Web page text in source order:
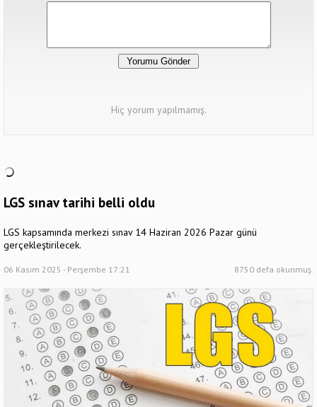
Hiç yorum yapılmamış.
LGS sınav tarihi belli oldu
LGS kapsamında merkezi sınav 14 Haziran 2026 Pazar günü
gerçekleştirilecek.
06 Kasım 2025 - Perşembe 17:21 8750 defa okunmuş.